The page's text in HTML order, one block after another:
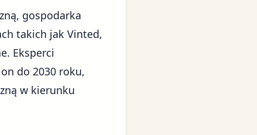
gospodarka
takich jak Vinted,
Eksperci
do 2030 roku,
w kierunku